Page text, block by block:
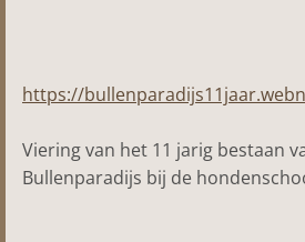
https://
Viering van het 11 jarig bestaan
Bullenparadijs bij de